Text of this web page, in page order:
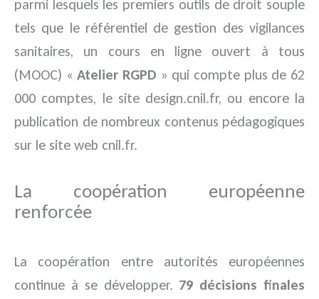
parmi lesquels les premiers outils de droit souple
tels que le référentiel de gestion des vigilances
sanitaires, un cours en ligne ouvert à tous
(MOOC) «Atelier RGPD » qui compte plus de 62
000 comptes, le site design.cnil.fr, ou encore la
publication de nombreux contenus pédagogiques
sur le site web cnil.fr.
La coopération européenne
renforcée
La coopération entre autorités européennes
continue à se développer. 79 décisions finales